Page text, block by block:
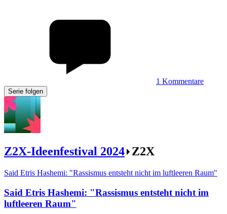
1 Kommentare
Serie folgen
Z2X-Ideenfestival 2024 Z2X
Said Etris Hashemi: "Rassismus entsteht nicht im luftleeren Raum"
Said Etris Hashemi: "Rassismus entsteht nicht im
luftleeren Raum"